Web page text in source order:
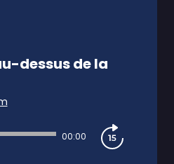
dessus de la
00:00